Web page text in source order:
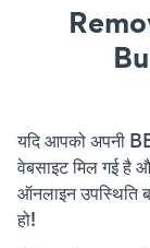
यदि आपको अपनी
वेबसाइट मिल गई है
ऑनलाइन उपस्थिति
हो!